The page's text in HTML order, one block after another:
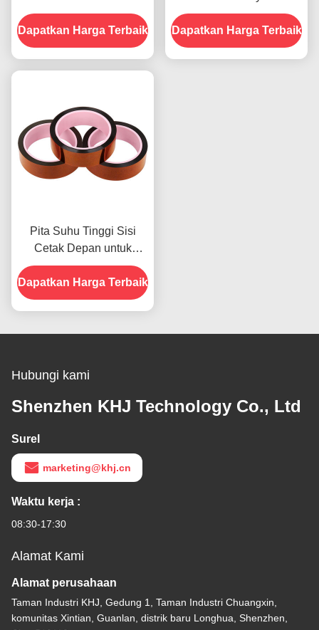
Bagian Depan
Dapatkan Harga Terbaik
menampilkan Ketahanan
Terhadap Kelembaban
dan Kekuatan Kupas
Dapatkan Harga Terbaik
Pita Suhu Tinggi Sisi
Cetak Depan untuk
Produk Dalam Stok
Dapatkan Harga Terbaik
Hubungi kami
Shenzhen KHJ Technology Co., Ltd
Surel
marketing@khj.cn
Waktu kerja :
08:30-17:30
Alamat Kami
Alamat perusahaan
Taman Industri KHJ, Gedung 1, Taman Industri Chuangxin,
komunitas Xintian, Guanlan, distrik baru Longhua, Shenzhen,